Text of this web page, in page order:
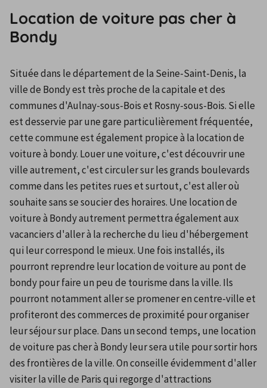
Location de voiture pas cher à
Bondy
Située dans le département de la Seine-Saint-Denis, la
ville de Bondy est très proche de la capitale et des
communes d'Aulnay-sous-Bois et Rosny-sous-Bois. Si elle
est desservie par une gare particulièrement fréquentée,
cette commune est également propice à la location de
voiture à bondy. Louer une voiture, c'est découvrir une
ville autrement, c'est circuler sur les grands boulevards
comme dans les petites rues et surtout, c'est aller où
souhaite sans se soucier des horaires. Une location de
voiture à Bondy autrement permettra également aux
vacanciers d'aller à la recherche du lieu d'hébergement
qui leur correspond le mieux. Une fois installés, ils
pourront reprendre leur location de voiture au pont de
bondy pour faire un peu de tourisme dans la ville. Ils
pourront notamment aller se promener en centre-ville et
profiteront des commerces de proximité pour organiser
leur séjour sur place. Dans un second temps, une location
de voiture pas cher à Bondy leur sera utile pour sortir hors
des frontières de la ville. On conseille évidemment d'aller
visiter la ville de Paris qui regorge d'attractions